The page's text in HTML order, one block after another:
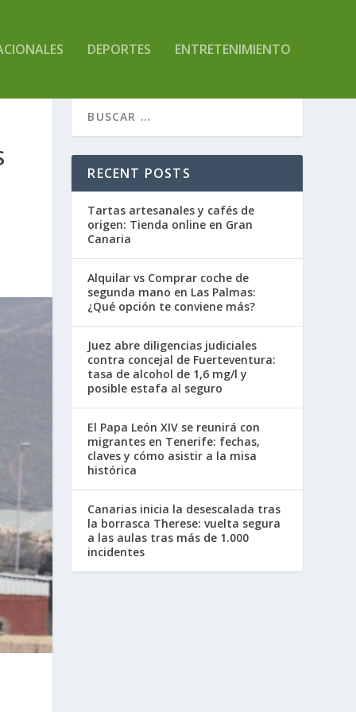
DEPORTES ENTRETENIMIENTO
RECENT POSTS
Tartas artesanales y cafés de
origen: Tienda online en Gran
Canaria
Alquilar vs Comprar coche de
segunda mano en Las Palmas:
¿Qué opción te conviene más?
Juez abre diligencias judiciales
contra concejal de Fuerteventura:
tasa de alcohol de 1,6 mg/l y
posible estafa al seguro
El Papa León XIV se reunirá con
migrantes en Tenerife: fechas,
claves y cómo asistir a la misa
histórica
Canarias inicia la desescalada tras
la borrasca Therese: vuelta segura
a las aulas tras más de 1.000
incidentes